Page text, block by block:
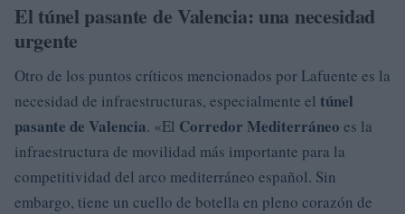
El túnel pasante de Valencia: una necesidad
urgente
Otro de los puntos críticos mencionados por Lafuente es la
necesidad de infraestructuras, especialmente el túnel
pasante de Valencia. «El Corredor Mediterráneo es la
infraestructura de movilidad más importante para la
competitividad del arco mediterráneo español. Sin
embargo, tiene un cuello de botella en pleno corazón de